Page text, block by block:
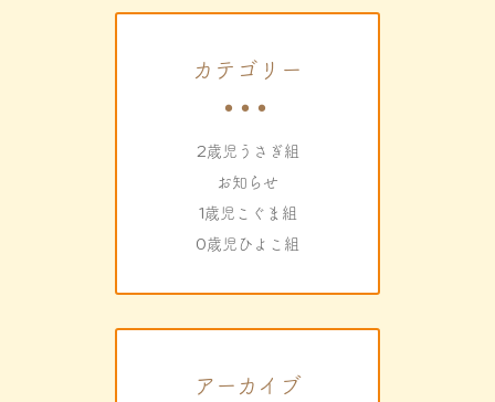
カテゴリー
2歳児うさぎ組
お知らせ
1歳児こぐま組
0歳児ひよこ組
アーカイブ